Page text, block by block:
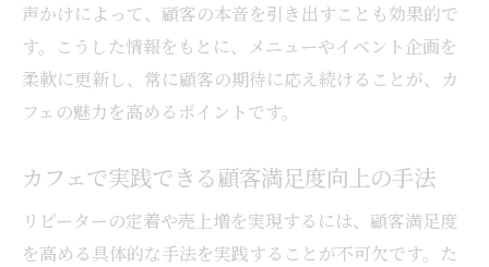
声かけによって、顧客の本音を引き出すことも効果的で
す。こうした情報をもとに、メニューやイベント企画を
柔軟に更新し、常に顧客の期待に応え続けることが、カ
フェの魅力を高めるポイントです。
カフェで実践できる顧客満足度向上の手法
リピーターの定着や売上増を実現するには、顧客満足度
を高める具体的な手法を実践することが不可欠です。た